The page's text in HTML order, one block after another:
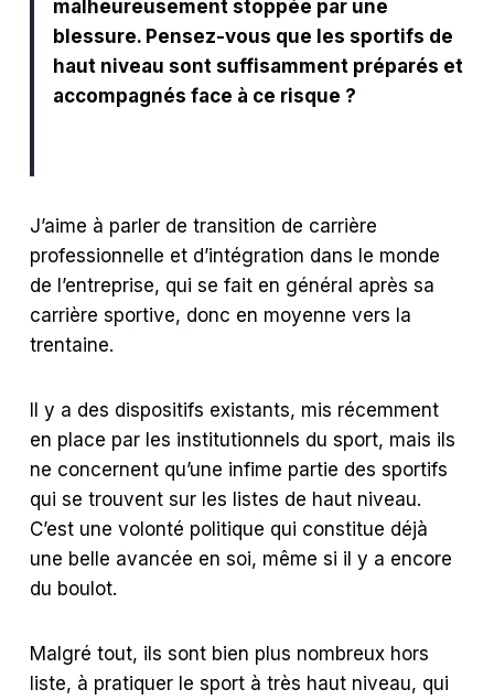
malheureusement stoppée par une
blessure. Pensez-vous que les sportifs de
haut niveau sont suffisamment préparés et
accompagnés face à ce risque ?
J’aime à parler de transition de carrière
professionnelle et d’intégration dans le monde
de l’entreprise, qui se fait en général après sa
carrière sportive, donc en moyenne vers la
trentaine.
Il y a des dispositifs existants, mis récemment
en place par les institutionnels du sport, mais ils
ne concernent qu’une infime partie des sportifs
qui se trouvent sur les listes de haut niveau.
C’est une volonté politique qui constitue déjà
une belle avancée en soi, même si il y a encore
du boulot.
Malgré tout, ils sont bien plus nombreux hors
liste, à pratiquer le sport à très haut niveau, qui